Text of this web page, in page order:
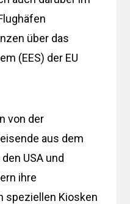
über das
(EES) der EU
von der
aus dem
USA und
ihre
speziellen Kiosken